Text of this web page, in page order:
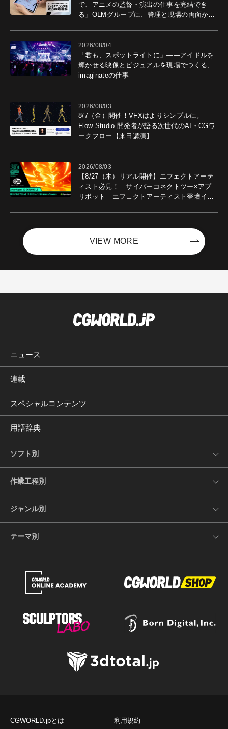
で、アニメの監督・演出の仕事を完結でき
る」OLMグループに、管理と現場の両面から
2026/08/04
「君も、スポットライトに」――アイドルを
輝かせる映像とビジュアルを現場でつくる、
imaginateの仕事
2026/08/03
8/7（金）開催！VFXはよりシンプルに。
Flow Studio 開発者が語る次世代のAI・CGワ
ークフロー【来日講演】
2026/08/03
【8/27（木）リアル開催】エフェクトアーテ
ィスト必見！ サイバーコネクトツー×アプ
リボット エフェクトアーティスト登壇イベ
VIEW MORE
ニュース
連載
スペシャルコンテンツ
用語辞典
ソフト別
作業工程別
ジャンル別
テーマ別
CGWORLD.jpとは 利用規約